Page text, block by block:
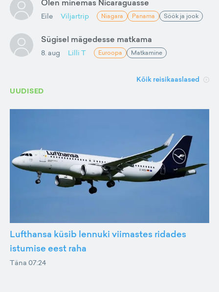
Olen minemas Nicaraguasse
Eile Viljartrip Niagara Panama Söök ja jook
Sügisel mägedesse matkama
8. aug Lilli T Euroopa Matkamine
Kõik reisikaaslased
UUDISED
Lufthansa küsib lennuki viimastes ridades
istumise eest raha
Täna 07:24